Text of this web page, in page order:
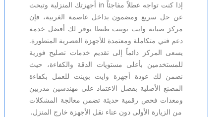
إذا كنت تواجه عطلاً مفاجئاً in أجهزتك المنزلية وتبحث
عن حل سريع ومضمون بداخل عاصمة الغربية، فإن
مركز صيانة وايت بوينت طنطا يوفر لك أفضل خدمة
دعم فني متكاملة ومعتمدة للأجهزة العصرية المتطورة.
يسعى المركز دائماً إلى تقديم خدمات تصليح فورية
للمستخدمين بأعلى مستويات الدقة والكفاءة، حيث
نضمن لك عودة أجهزة وايت بوينت للعمل بكفاءة
المصنع الأصلية بفضل الاعتماد على مهندسين مدربين
ومعدات فحص رقمية حديثة تضمن معالجة المشكلات
من الزيارة الأولى دون عناء نقل الأجهزة خارج المنزل.